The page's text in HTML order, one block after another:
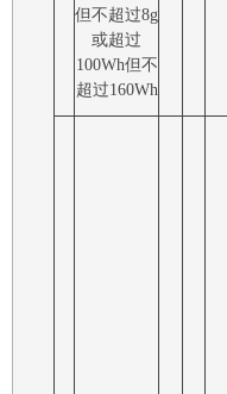
但不超过8g
或超过
100Wh但不
超过160Wh